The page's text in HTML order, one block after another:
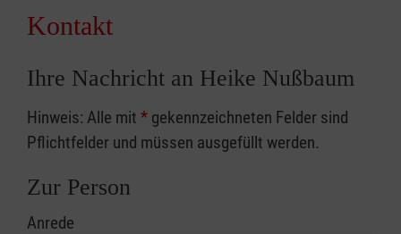
Kontakt
Ihre Nachricht an Heike Nußbaum
Hinweis: Alle mit * gekennzeichneten Felder sind
Pflichtfelder und müssen ausgefüllt werden.
Zur Person
Anrede